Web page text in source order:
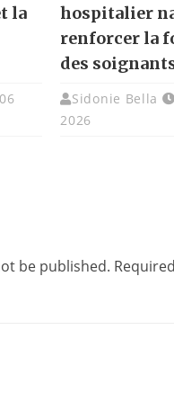
la
06
hospitalier
renforcer la
des
Sidonie Bella
2026
be published.